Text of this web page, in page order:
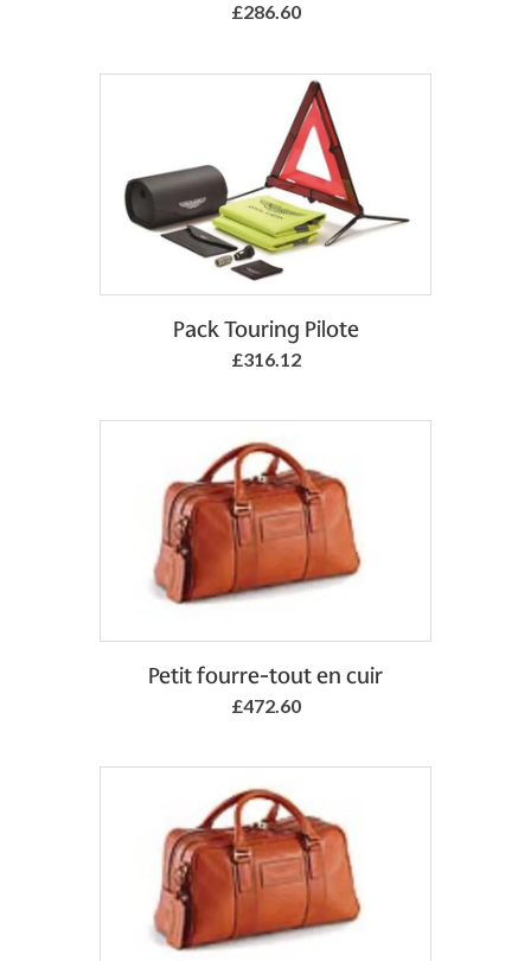
£286.60
Add to Basket
Pack Touring Pilote
£316.12
Add to Basket
Petit fourre-tout en cuir
£472.60